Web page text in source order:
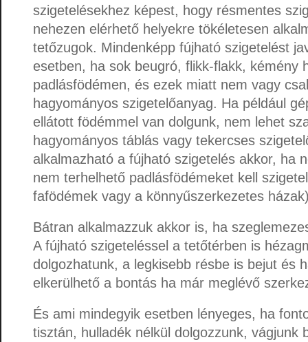
szigetelésekhez képest, hogy résmentes
nehezen elérhető helyekre tökéletesen
tetőzugok. Mindenképp fújható szigetelést
esetben, ha sok beugró, flikk-flakk, kémény
padlásfödémen, és ezek miatt nem vagy
hagyományos szigetelőanyag. Ha például
ellátott födémmel van dolgunk, nem lehet
hagyományos táblás vagy tekercses
alkalmazható a fújható szigetelés akkor, ha
nem terhelhető padlásfödémeket kell
fafödémek vagy a könnyűszerkezetes
Bátran alkalmazzuk akkor is, ha
A fújható szigeteléssel a tetőtérben is
dolgozhatunk, a legkisebb résbe is bejut és
elkerülhető a bontás ha már meglévő
És ami mindegyik esetben lényeges, ha
tisztán, hulladék nélkül dolgozzunk, vágjunk